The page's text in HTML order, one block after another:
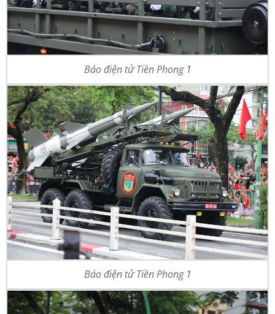
Báo điện tử Tiền Phong 1
Báo điện tử Tiền Phong 1